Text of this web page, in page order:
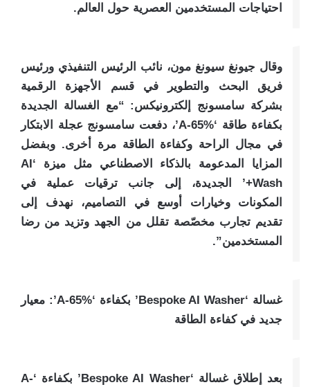
احتياجات المستخدمين العصرية حول العالم.
وقال جيونغ سيونغ مون، نائب الرئيس التنفيذي ورئيس
فريق البحث والتطوير في قسم الأجهزة الرقمية
بشركة سامسونج إلكترونيكس: “مع الغسالة الجديدة
بكفاءة طاقة ‘A-65%’، دفعت سامسونج عجلة الابتكار
في مجال الراحة وكفاءة الطاقة مرة أخرى. وبفضل
المزايا المدعومة بالذكاء الاصطناعي مثل ميزة ‘AI
Wash+’ الجديدة، إلى جانب ترقيات عملية في
المكونات وخيارات أوسع في التصاميم، نهدف إلى
تقديم تجارب مخصّصة تقلل من الجهد وتزيد من رضا
المستخدمين”.
غسالة ‘Bespoke AI Washer’ بكفاءة ‘A-65%’: معيار
جديد في كفاءة الطاقة
بعد إطلاق غسالة ‘Bespoke AI Washer’ بكفاءة ‘A-